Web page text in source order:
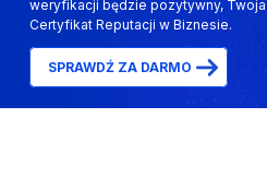
weryfikacji będzie pozytywny,
Certyfikat Reputacji w Biznesie.
SPRAWDŹ ZA DARMO